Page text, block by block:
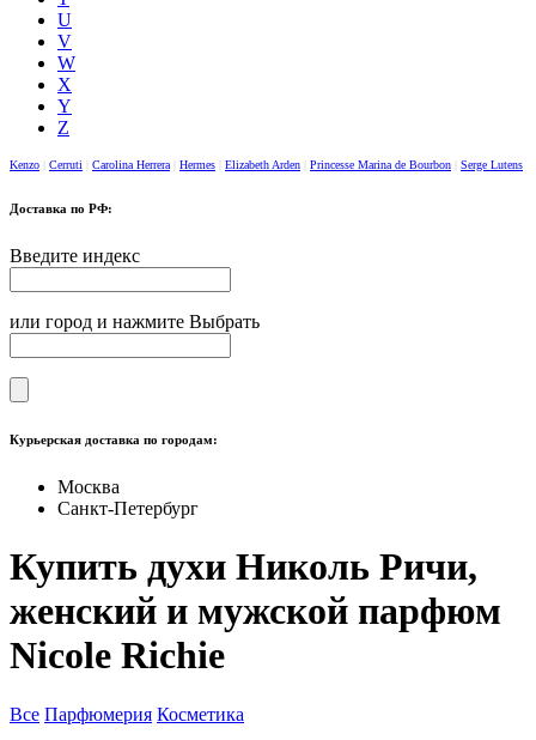
U
V
W
X
Y
Z
Kenzo Cerruti Carolina Herrera Hermes Elizabeth Arden Princesse Marina de Bourbon Serge Lutens
Доставка по РФ:
Введите индекс
или город и нажмите Выбрать
Курьерская доставка по городам:
Москва
Санкт-Петербург
Купить духи Николь Ричи,
женский и мужской парфюм
Nicole Richie
Все Парфюмерия Косметика